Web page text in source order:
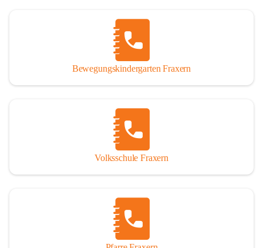
Bewegungskindergarten Fraxern
Volksschule Fraxern